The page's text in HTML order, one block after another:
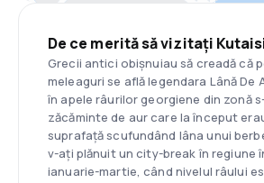
De ce merită să vizitați
Grecii antici obișnuiau să creadă că
meleaguri se află legendara Lână De
în apele râurilor georgiene din zonă
zăcăminte de aur care la început
suprafață scufundând lâna unui
v-ați plănuit un city-break în regiune
ianuarie-martie, când nivelul râului